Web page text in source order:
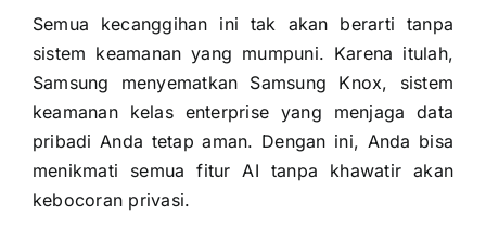
Semua kecanggihan ini tak akan berarti tanpa
sistem keamanan yang mumpuni. Karena itulah,
Samsung menyematkan Samsung Knox, sistem
keamanan kelas enterprise yang menjaga data
pribadi Anda tetap aman. Dengan ini, Anda bisa
menikmati semua fitur AI tanpa khawatir akan
kebocoran privasi.